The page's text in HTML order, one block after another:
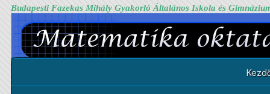
Budapesti Fazekas Mihály Gyakorló Általános Iskola és